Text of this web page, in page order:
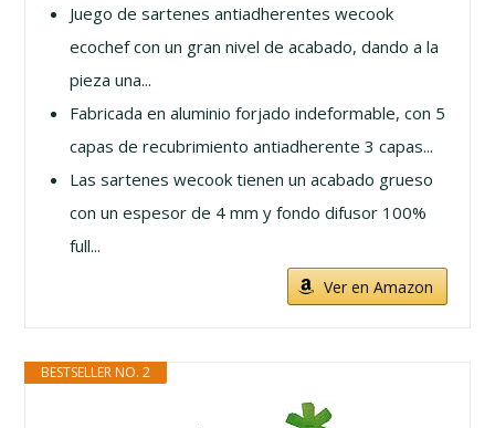
Juego de sartenes antiadherentes wecook
ecochef con un gran nivel de acabado, dando a la
pieza una...
Fabricada en aluminio forjado indeformable, con 5
capas de recubrimiento antiadherente 3 capas...
Las sartenes wecook tienen un acabado grueso
con un espesor de 4 mm y fondo difusor 100%
full...
Ver en Amazon
BESTSELLER NO. 2